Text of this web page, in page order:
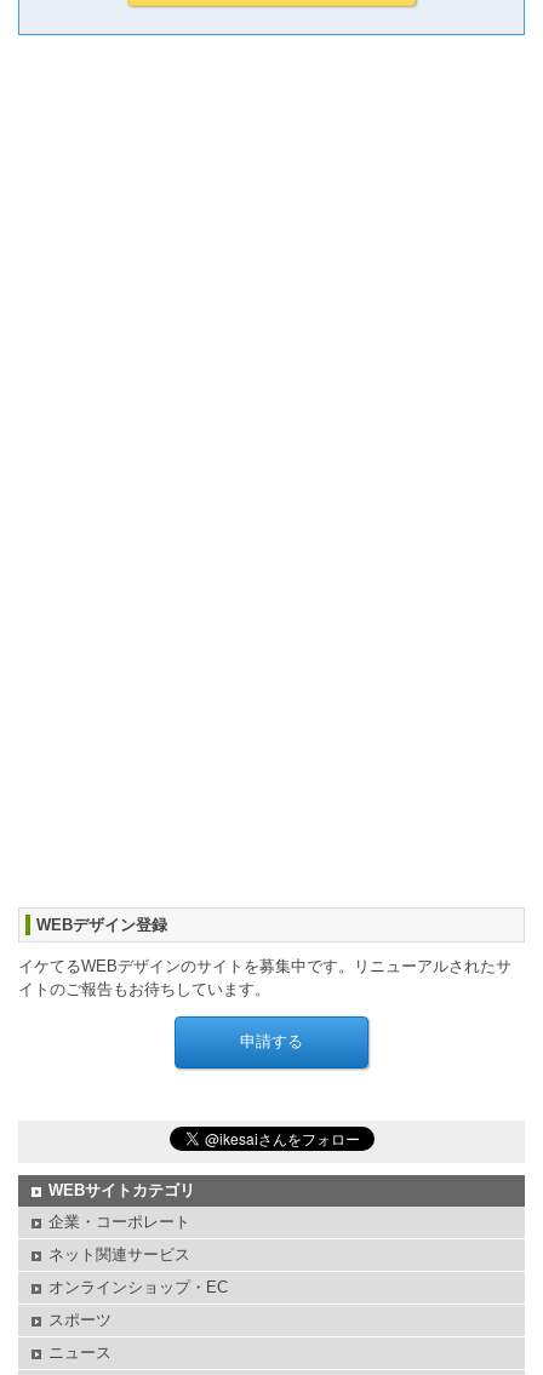
WEBデザイン登録
イケてるWEBデザインのサイトを募集中です。リニューアルされたサ
イトのご報告もお待ちしています。
WEBサイトカテゴリ
企業・コーポレート
ネット関連サービス
オンラインショップ・EC
スポーツ
ニュース